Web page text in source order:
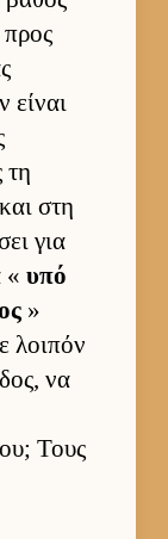
εί­ναι
τη
στη
για
« υπό
»
λοι­πόν
να
Τους